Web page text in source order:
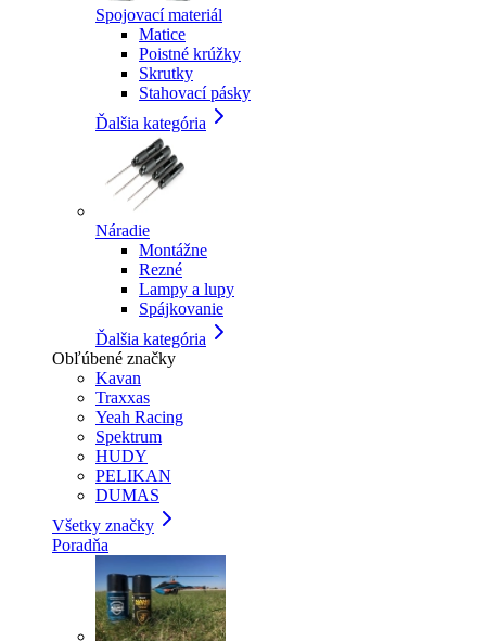
Spojovací materiál
Matice
Poistné krúžky
Skrutky
Stahovací pásky
Ďalšia kategória
Náradie
Montážne
Rezné
Lampy a lupy
Spájkovanie
Ďalšia kategória
Obľúbené značky
Kavan
Traxxas
Yeah Racing
Spektrum
HUDY
PELIKAN
DUMAS
Všetky značky
Poradňa